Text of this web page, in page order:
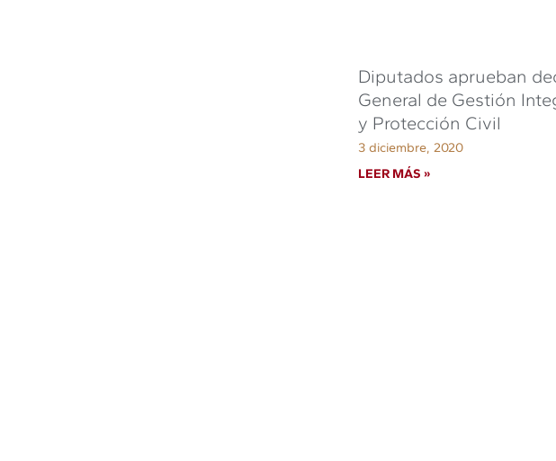
Diputados aprueban
General de Gestión
y Protección Civil
3 diciembre, 2020
LEER MÁS »